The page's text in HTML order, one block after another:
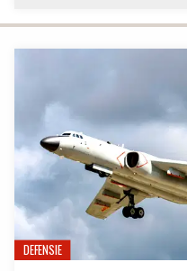
DEFENSIE